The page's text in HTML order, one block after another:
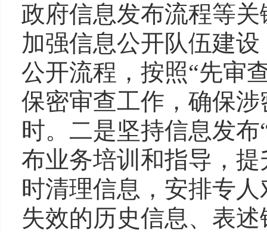
政府信息发布流程等
加强信息公开队伍建
公开流程，按照“先审
保密审查工作，确保
时。二是坚持信息发
布业务培训和指导，
时清理信息，安排专
失效的历史信息、表